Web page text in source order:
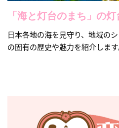
「海と灯台のまち」の
日本各地の海を見守り、地域の
の固有の歴史や魅力を紹介します